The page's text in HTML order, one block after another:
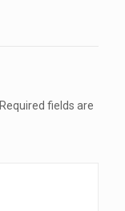
Required fields are